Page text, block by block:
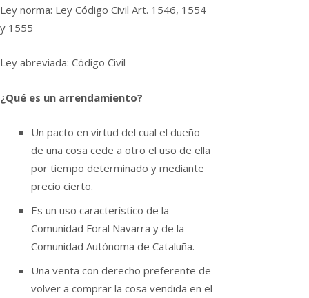
Ley norma: Ley Código Civil Art. 1546, 1554
y 1555
Ley abreviada: Código Civil
¿Qué es un arrendamiento?
Un pacto en virtud del cual el dueño
de una cosa cede a otro el uso de ella
por tiempo determinado y mediante
precio cierto.
Es un uso caracterí­stico de la
Comunidad Foral Navarra y de la
Comunidad Autónoma de Cataluña.
Una venta con derecho preferente de
volver a comprar la cosa vendida en el